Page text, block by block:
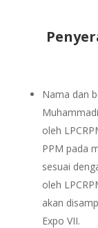
Nama dan
oleh
PPM pada
sesuai
oleh
akan
Expo VII.